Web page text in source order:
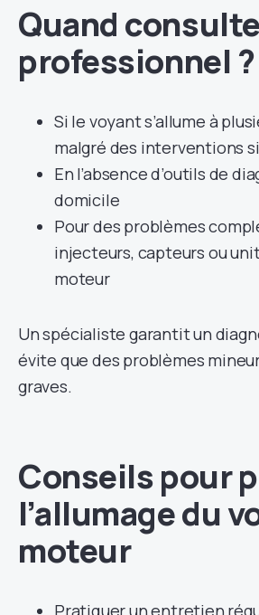
Quand
professionnel ?
Si le voyant s’allume à
malgré des interventions
En l’absence d’outils de
domicile
Pour des problèmes
injecteurs, capteurs ou
moteur
Un spécialiste garantit un
évite que des problèmes
graves.
Conseils pour
l’allumage du
moteur
Pratiquer un entretien